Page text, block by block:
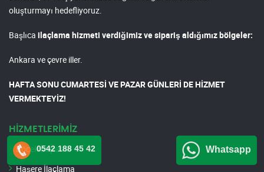
oluşturmayı hedefliyoruz.
Başlıca ilaçlama hizmeti verdiğimiz ve sipariş aldığımız bölgeler:
Ankara ve çevre iller.
HAFTA SONU CUMARTESİ VE PAZAR GÜNLERİ DE HİZMET
VERMEKTEYİZ!
HİZMETLERİMİZ
Böcek İlaçlama
Haşere İlaçlama
0542 188 45 42 Whatsapp